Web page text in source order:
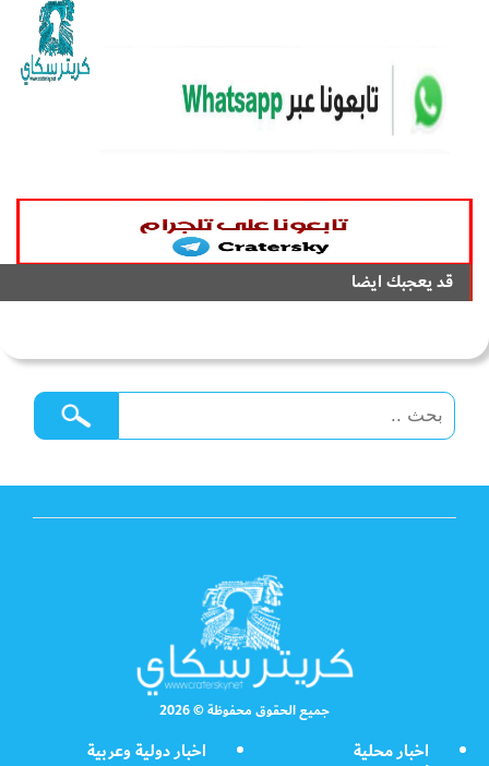
قد يعجبك ايضا
جميع الحقوق محفوظة © 2026
اخبار محلية
اخبار دولية وعربية